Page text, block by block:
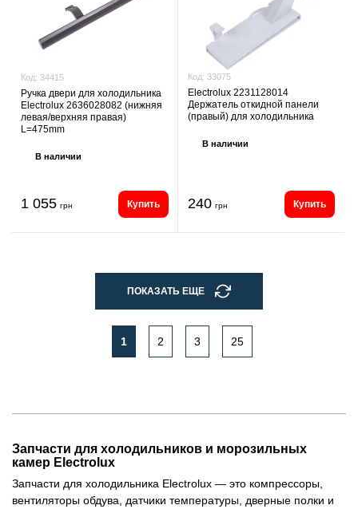
Код: 34415
Ручка двери для холодильника
Electrolux 2636028082 (нижняя
левая/верхняя правая)
L=475mm
В наличии
1 055 грн Купить
Код: 33075
Electrolux 2231128014
Держатель откидной панели
(правый) для холодильника
В наличии
240 грн Купить
ПОКАЗАТЬ ЕЩЕ
1 2 3 25
Запчасти для холодильников и морозильных
камер Electrolux
Запчасти для холодильника Electrolux — это компрессоры,
вентиляторы обдува, датчики температуры, дверные полки и